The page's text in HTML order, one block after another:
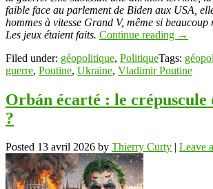
faible face au parlement de Biden aux USA,
hommes à vitesse Grand V, même si beaucoup
Les jeux étaient faits. Continue reading →
Filed under: géopolitique, PolitiqueTags:
guerre, Poutine, Ukraine, Vladimir Poutine
Orbán écarté : le crépuscule
?
Posted 13 avril 2026 by Thierry Curty Leave